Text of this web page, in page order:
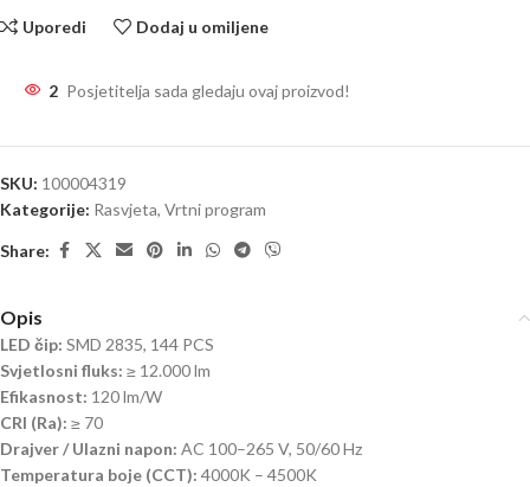
Uporedi Dodaj u omiljene
2 Posjetitelja sada gledaju ovaj proizvod!
SKU: 100004319
Kategorije: Rasvjeta, Vrtni program
Share:
Opis
LED čip: SMD 2835, 144 PCS
Svjetlosni fluks: ≥ 12.000 lm
Efikasnost: 120 lm/W
CRI (Ra): ≥ 70
Drajver / Ulazni napon: AC 100–265 V, 50/60 Hz
Temperatura boje (CCT): 4000K – 4500K